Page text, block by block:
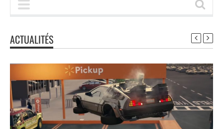
ACTUALITÉS